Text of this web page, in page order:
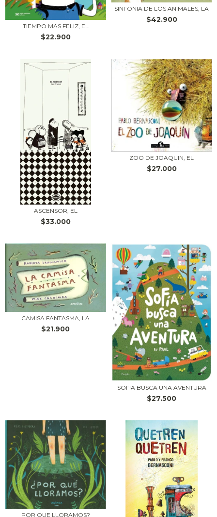
TIEMPO MAS FELIZ, EL
$22.900
SINFONIA DE LOS ANIMALES, LA
$42.900
ASCENSOR, EL
$33.000
ZOO DE JOAQUIN, EL
$27.000
CAMISA FANTASMA, LA
$21.900
SOFIA BUSCA UNA AVENTURA
$27.500
POR QUE LLORAMOS?